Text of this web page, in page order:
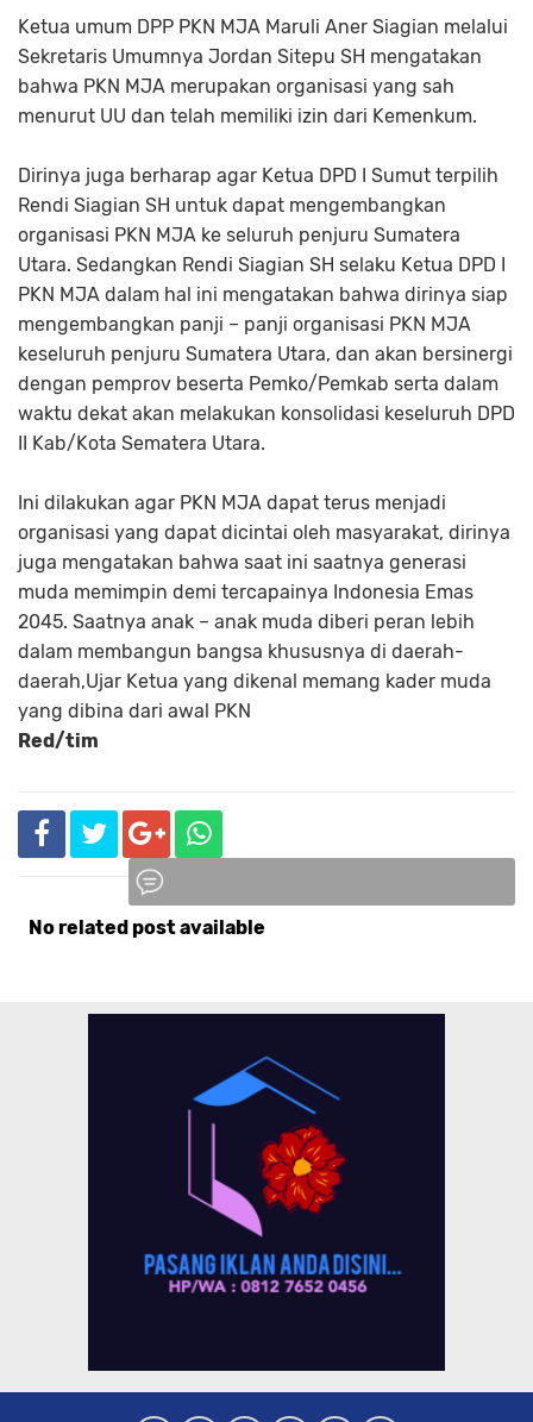
Ketua umum DPP PKN MJA Maruli Aner Siagian melalui
Sekretaris Umumnya Jordan Sitepu SH mengatakan
bahwa PKN MJA merupakan organisasi yang sah
menurut UU dan telah memiliki izin dari Kemenkum.
Dirinya juga berharap agar Ketua DPD I Sumut terpilih
Rendi Siagian SH untuk dapat mengembangkan
organisasi PKN MJA ke seluruh penjuru Sumatera
Utara. Sedangkan Rendi Siagian SH selaku Ketua DPD I
PKN MJA dalam hal ini mengatakan bahwa dirinya siap
mengembangkan panji – panji organisasi PKN MJA
keseluruh penjuru Sumatera Utara, dan akan bersinergi
dengan pemprov beserta Pemko/Pemkab serta dalam
waktu dekat akan melakukan konsolidasi keseluruh DPD
II Kab/Kota Sematera Utara.
Ini dilakukan agar PKN MJA dapat terus menjadi
organisasi yang dapat dicintai oleh masyarakat, dirinya
juga mengatakan bahwa saat ini saatnya generasi
muda memimpin demi tercapainya Indonesia Emas
2045. Saatnya anak – anak muda diberi peran lebih
dalam membangun bangsa khususnya di daerah-
daerah,Ujar Ketua yang dikenal memang kader muda
yang dibina dari awal PKN
Red/tim
No related post available